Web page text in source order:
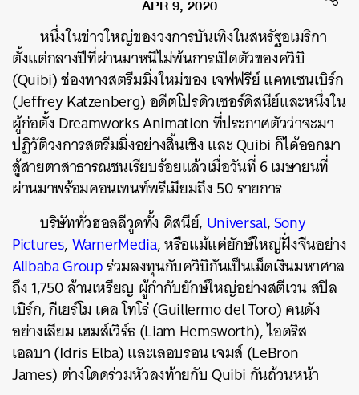
APR 9, 2020
หนึ่งในข่าวใหญ่ของวงการบันเทิงในสหรัฐอเมริกา
ตั้งแต่กลางปีที่ผ่านมาหนีไม่พ้นการเปิดตัวของควิบิ
(Quibi) ช่องทางสตรีมมิ่งใหม่ของ เจฟฟรีย์ แคทเซนเบิร์ก
(Jeffrey Katzenberg) อดีตโปรดิวเซอร์ดิสนีย์และหนึ่งใน
ผู้ก่อตั้ง Dreamworks Animation ที่ประกาศตัวว่าจะมา
ปฏิวัติวงการสตรีมมิ่งอย่างสิ้นเชิง และ Quibi ก็ได้ออกมา
สู้สายตาสาธารณชนเรียบร้อยแล้วเมื่อวันที่ 6 เมษายนที่
ผ่านมาพร้อมคอนเทนท์พรีเมียมถึง 50 รายการ
บริษัททั่วฮอลลีวูดทั้ง ดิสนีย์, Universal,Sony
Pictures,WarnerMedia, หรือแม้แต่ยักษ์ใหญ่ฝั่งจีนอย่าง
Alibaba Groupร่วมลงทุนกับควิบิกันเป็นเม็ดเงินมหาศาล
ถึง 1,750 ล้านเหรียญ ผู้กำกับยักษ์ใหญ่อย่างสตีเวน สปิล
เบิร์ก, กีเยร์โม เดล โทโร่ (Guillermo del Toro) คนดัง
อย่างเลียม เฮมส์เวิร์ธ (Liam Hemsworth), ไอดริส
เอลบา (Idris Elba) และเลอบรอน เจมส์ (LeBron
James) ต่างโดดร่วมหัวลงท้ายกับ Quibi กันถ้วนหน้า